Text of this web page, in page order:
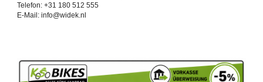
Telefon: +31 180 512 555
E-Mail: info@widek.nl